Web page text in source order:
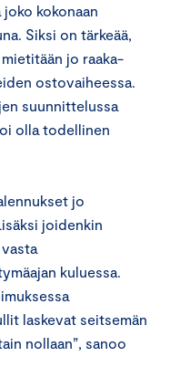
kokonaan
Siksi on tärkeää,
jo raaka-
ostovaiheessa.
suunnittelussa
olla todellinen
jo
joidenkin
kuluessa.
laskevat seitsemän
nollaan”, sanoo